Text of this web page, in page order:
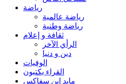
رياضة
رياضة عالمية
رياضة وطنية
ثقافة و إعلام
الرأي الآخر
دين و دنيا
الوفيات
القراء يكتبون
مايد إين سفاكس